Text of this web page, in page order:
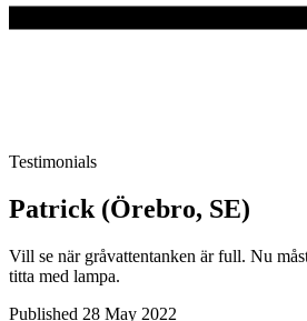
Testimonials
Patrick (Örebro, SE)
Vill se när gråvattentanken är full. Nu
titta med lampa.
Published 28 May 2022